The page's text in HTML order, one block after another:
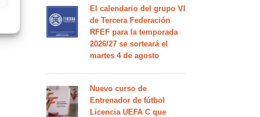
El calendario del grupo VI
de Tercera Federación
RFEF para la temporada
2026/27 se sorteará el
martes 4 de agosto
Nuevo curso de
Entrenador de fútbol
Licencia UEFA C que